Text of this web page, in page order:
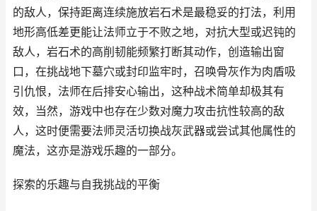
的敌人，保持距离连续施放岩石术是最稳妥的打法，利用
地形高低差更能让法师立于不败之地，对抗大型或迟钝的
敌人，岩石术的高削韧能频繁打断其动作，创造输出窗
口，在挑战地下墓穴或封印监牢时，召唤骨灰作为肉盾吸
引仇恨，法师在后排安心输出，这种战术简单却极其有
效，当然，游戏中也存在少数对魔力攻击抗性较高的敌
人，这时便需要法师灵活切换战灰武器或尝试其他属性的
魔法，这亦是游戏乐趣的一部分。
探索的乐趣与自我挑战的平衡